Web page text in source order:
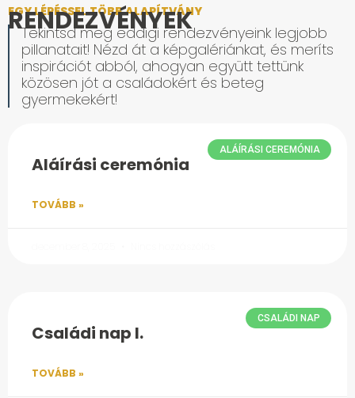
EGY LÉPÉSSEL TÖBB ALAPÍTVÁNY
RENDEZVÉNYEK
Tekintsd meg eddigi rendezvényeink legjobb
pillanatait! Nézd át a képgalériánkat, és meríts
inspirációt abból, ahogyan együtt tettünk
közösen jót a családokért és beteg
gyermekekért!
ALÁÍRÁSI CEREMÓNIA
Aláírási ceremónia
TOVÁBB »
CSALÁDI NAP
Családi nap I.
TOVÁBB »